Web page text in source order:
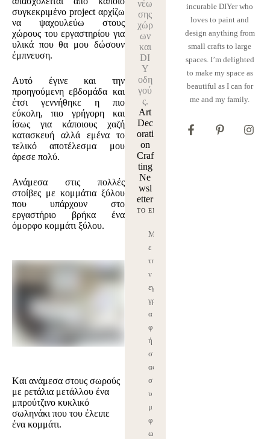
συγκεκριμένο project αρχίζω
να ψαχουλεύω στους
χώρους του εργαστηρίου για
υλικά που θα μου δώσουν
έμπνευση.
Αυτό έγινε και την
προηγούμενη εβδομάδα και
έτσι γεννήθηκε η πιο
εύκολη, πιο γρήγορη και
ίσως για κάποιους χαζή
κατασκευή αλλά εμένα το
τελικό αποτέλεσμα μου
άρεσε πολύ.
Ανάμεσα στις πολλές
στοίβες με κομμάτια ξύλου
που υπάρχουν στο
εργαστήριο βρήκα ένα
όμορφο κομμάτι ξύλου.
Kαι ανάμεσα στους σωρούς
με ρετάλια μετάλλου ένα
μπρούτζινο κυκλικό
σωληνάκι που του έλειπε
ένα κομμάτι.
νέω
σης
χώρ
ων
και
DI
Y
οδη
γού
ς.
Art
Dec
orati
on
Craf
ting
Ne
wsl
etter
Μ
ε
τη
ν
εγ
γρ
α
φ
ή
σ
ας
σ
υ
μ
φ
ω
incurable DIYer who
loves to paint and
design anything from
small crafts to large
spaces. I’m delighted
to make my space as
beautiful as I can for
me and my family.